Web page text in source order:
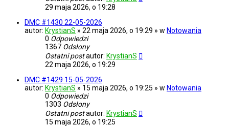
29 maja 2026, o 19:28
DMC #1430 22-05-2026
autor: KrystianS » 22 maja 2026, o 19:29 » w Notowania
0 Odpowiedzi
1367 Odsłony
Ostatni postautor: KrystianS
22 maja 2026, o 19:29
DMC #1429 15-05-2026
autor: KrystianS » 15 maja 2026, o 19:25 » w Notowania
0 Odpowiedzi
1303 Odsłony
Ostatni postautor: KrystianS
15 maja 2026, o 19:25